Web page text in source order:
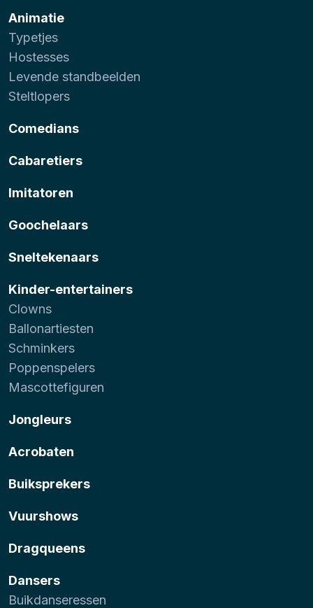
Animatie
Typetjes
Hostesses
Levende standbeelden
Steltlopers
Comedians
Cabaretiers
Imitatoren
Goochelaars
Sneltekenaars
Kinder-entertainers
Clowns
Ballonartiesten
Schminkers
Poppenspelers
Mascottefiguren
Jongleurs
Acrobaten
Buiksprekers
Vuurshows
Dragqueens
Dansers
Buikdanseressen